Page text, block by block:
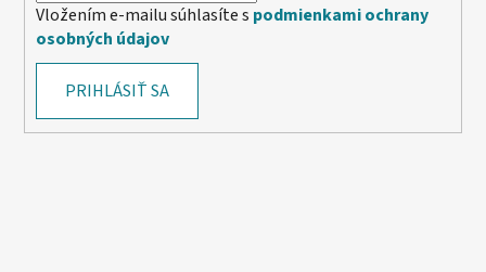
Vložením e-mailu súhlasíte s podmienkami ochrany
osobných údajov
PRIHLÁSIŤ SA